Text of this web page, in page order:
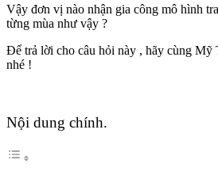
Vậy đơn vị nào nhận gia công mô hình
từng mùa như vậy ?
Để trả lời cho câu hỏi này , hãy cùng Mỹ
nhé !
Nội dung chính.